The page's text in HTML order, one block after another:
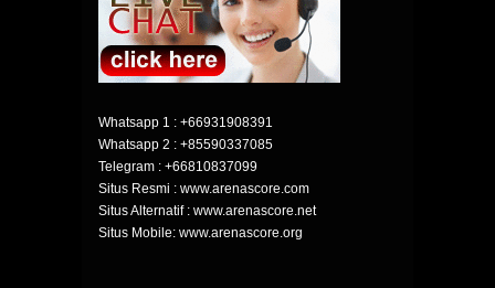
Whatsapp 1 : +66931908391
Whatsapp 2 : +85590337085
Telegram : +66810837099
Situs Resmi : www.arenascore.com
Situs Alternatif : www.arenascore.net
Situs Mobile: www.arenascore.org